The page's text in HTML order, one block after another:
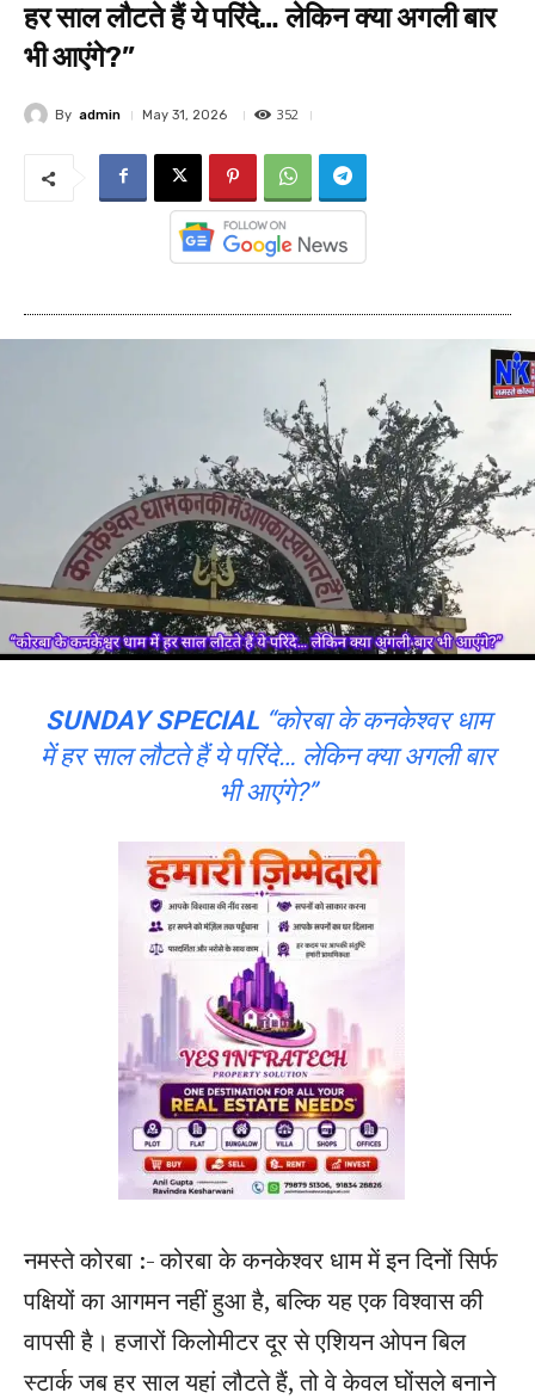
हर साल लौटते हैं ये परिंदे… लेकिन क्या अगली बार
भी आएंगे?”
By admin May 31, 2026 352
SUNDAY SPECIAL“कोरबा के कनकेश्वर धाम
में हर साल लौटते हैं ये परिंदे… लेकिन क्या अगली बार
भी आएंगे?”
नमस्ते कोरबा :- कोरबा के कनकेश्वर धाम में इन दिनों सिर्फ
पक्षियों का आगमन नहीं हुआ है, बल्कि यह एक विश्वास की
वापसी है। हजारों किलोमीटर दूर से एशियन ओपन बिल
स्टार्क जब हर साल यहां लौटते हैं, तो वे केवल घोंसले बनाने